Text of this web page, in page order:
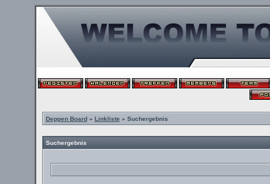
Deppen Board» Linkliste » Suchergebnis
Suchergebnis